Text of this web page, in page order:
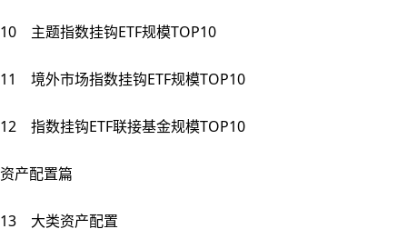
10 主题指数挂钩ETF规模TOP10
11 境外市场指数挂钩ETF规模TOP10
12 指数挂钩ETF联接基金规模TOP10
资产配置篇
13 大类资产配置